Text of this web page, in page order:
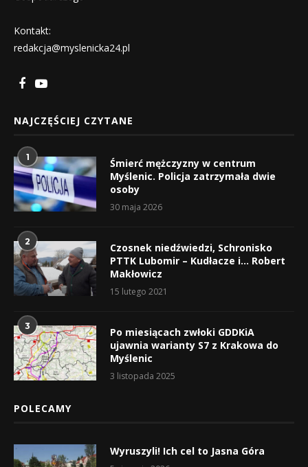
Kontakt:
redakcja@myslenicka24.pl
NAJCZĘŚCIEJ CZYTANE
1
Śmierć mężczyzny w centrum
Myślenic. Policja zatrzymała dwie
osoby
30 maja 2026
2
Czosnek niedźwiedzi, Schronisko
PTTK Lubomir – Kudłacze i… Robert
Makłowicz
15 lutego 2021
3
Po miesiącach zwłoki GDDKiA
ujawnia warianty S7 z Krakowa do
Myślenic
3 listopada 2025
POLECAMY
Wyruszyli! Ich cel to Jasna Góra